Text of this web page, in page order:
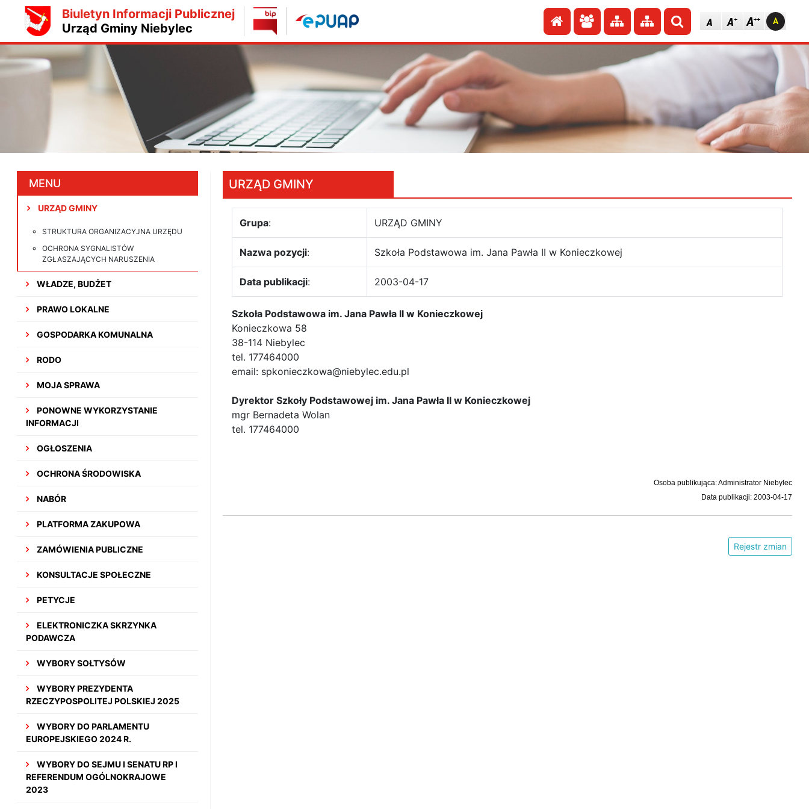
Biuletyn Informacji Publicznej
Urząd Gminy Niebylec
Przejdź do strony głównej
Przejdź do redakcji
Przejdź do mapy strony
Przejdź do mapy strony
Szukaj
MENU
URZĄD GMINY
STRUKTURA ORGANIZACYJNA URZĘDU
OCHRONA SYGNALISTÓW
ZGŁASZAJĄCYCH NARUSZENIA
WŁADZE, BUDŻET
PRAWO LOKALNE
GOSPODARKA KOMUNALNA
RODO
MOJA SPRAWA
PONOWNE WYKORZYSTANIE
INFORMACJI
OGŁOSZENIA
OCHRONA ŚRODOWISKA
NABÓR
PLATFORMA ZAKUPOWA
ZAMÓWIENIA PUBLICZNE
KONSULTACJE SPOŁECZNE
PETYCJE
ELEKTRONICZKA SKRZYNKA
PODAWCZA
WYBORY SOŁTYSÓW
WYBORY PREZYDENTA
RZECZYPOSPOLITEJ POLSKIEJ 2025
WYBORY DO PARLAMENTU
EUROPEJSKIEGO 2024 R.
WYBORY DO SEJMU I SENATU RP I
REFERENDUM OGÓLNOKRAJOWE
2023
URZĄD GMINY
Grupa: URZĄD GMINY
Nazwa pozycji: Szkoła Podstawowa im. Jana Pawła II w Konieczkowej
Data publikacji: 2003-04-17
Szkoła Podstawowa im. Jana Pawła II w Konieczkowej
Konieczkowa 58
38-114 Niebylec
tel. 177464000
email: spkonieczkowa@niebylec.edu.pl
Dyrektor Szkoły Podstawowej im. Jana Pawła II w Konieczkowej
mgr Bernadeta Wolan
tel. 177464000
Osoba publikująca: Administrator Niebylec
Data publikacji: 2003-04-17
Rejestr zmian